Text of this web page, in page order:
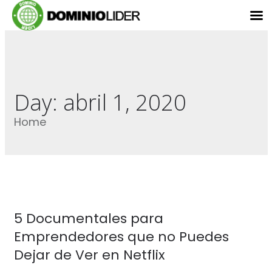
Day: abril 1, 2020
Home
5 Documentales para
Emprendedores que no Puedes
Dejar de Ver en Netflix